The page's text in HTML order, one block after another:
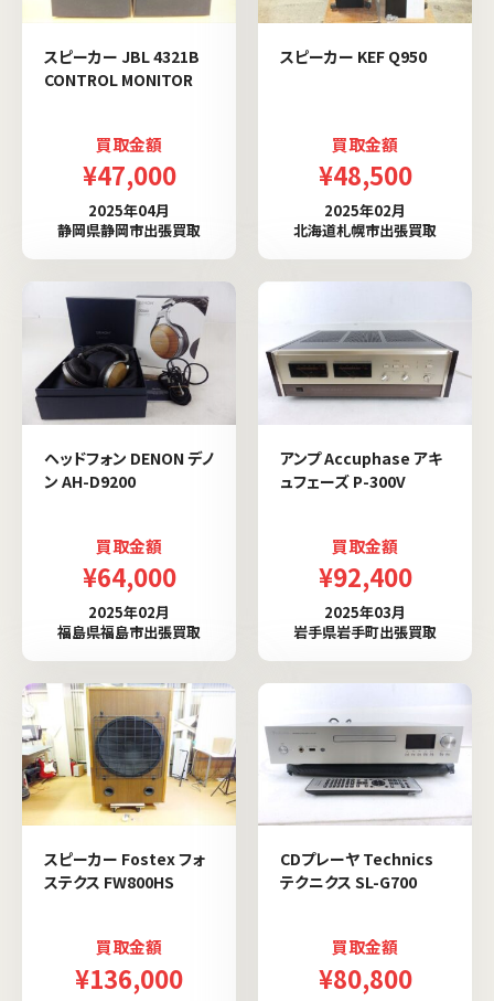
スピーカー JBL 4321B
CONTROL MONITOR
買取金額
¥47,000
2025年04月
静岡県静岡市出張買取
スピーカー KEF Q950
買取金額
¥48,500
2025年02月
北海道札幌市出張買取
ヘッドフォン DENON デノ
ン AH-D9200
買取金額
¥64,000
2025年02月
福島県福島市出張買取
アンプ Accuphase アキ
ュフェーズ P-300V
買取金額
¥92,400
2025年03月
岩手県岩手町出張買取
スピーカー Fostex フォ
ステクス FW800HS
買取金額
¥136,000
CDプレーヤ Technics
テクニクス SL-G700
買取金額
¥80,800